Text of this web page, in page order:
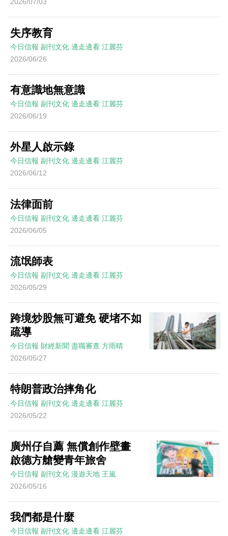
2026/07/03
失序教育
今日信報 副刊文化 邊走邊看 江麗芬
2026/06/26
有意識地無意識
今日信報 副刊文化 邊走邊看 江麗芬
2026/06/19
外星人啟示錄
今日信報 副刊文化 邊走邊看 江麗芬
2026/06/12
法律面前
今日信報 副刊文化 邊走邊看 江麗芬
2026/06/05
流氓師表
今日信報 副刊文化 邊走邊看 江麗芬
2026/05/29
跨境炒股無可避免 硬堵不如
疏導
今日信報 財經新聞 盡職審查 方雨晴
2026/05/27
特朗普政治摔角化
今日信報 副刊文化 邊走邊看 江麗芬
2026/05/22
廣州仔自薦 無償創作壁畫
啟德方艙變青年旅舍
今日信報 副刊文化 漫遊天地 王嵐
2026/05/16
我們都是什麼
今日信報 副刊文化 邊走邊看 江麗芬